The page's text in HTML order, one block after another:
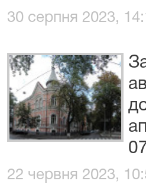
30 серпня 2023,
22 червня 2023,